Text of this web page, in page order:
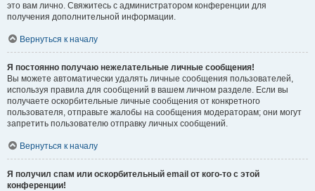
это вам лично. Свяжитесь с администратором конференции для
получения дополнительной информации.
Вернуться к началу
Я постоянно получаю нежелательные личные сообщения!
Вы можете автоматически удалять личные сообщения пользователей,
используя правила для сообщений в вашем личном разделе. Если вы
получаете оскорбительные личные сообщения от конкретного
пользователя, отправьте жалобы на сообщения модераторам; они могут
запретить пользователю отправку личных сообщений.
Вернуться к началу
Я получил спам или оскорбительный email от кого-то с этой
конференции!